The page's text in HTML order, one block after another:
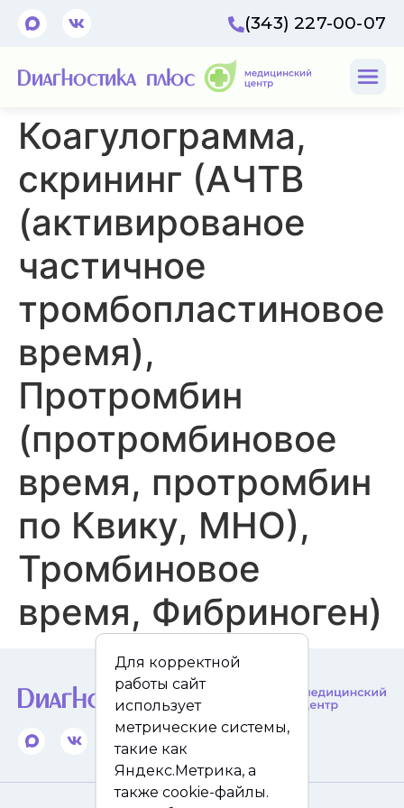
(343) 227-00-07
Коагулограмма,
скрининг (АЧТВ
(активированое
частичное
тромбопластиновое
время),
Протромбин
(протромбиновое
время, протромбин
по Квику, МНО),
Тромбиновое
время, Фибриноген)
Для корректной
работы сайт
использует
метрические системы,
такие как
Яндекс.Метрика, а
также cookie-файлы.